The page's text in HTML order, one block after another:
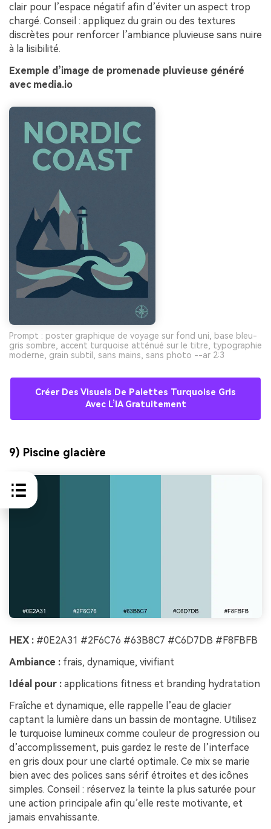
clair pour l’espace négatif afin d’éviter un aspect trop
chargé. Conseil : appliquez du grain ou des textures
discrètes pour renforcer l’ambiance pluvieuse sans nuire
à la lisibilité.
Exemple d’image de promenade pluvieuse généré
avec media.io
Prompt : poster graphique de voyage sur fond uni, base bleu-
gris sombre, accent turquoise atténué sur le titre, typographie
moderne, grain subtil, sans mains, sans photo --ar 2:3
Créer Des Visuels De Palettes Turquoise Gris
Avec L’IA Gratuitement
9) Piscine glacière
HEX : #0E2A31 #2F6C76 #63B8C7 #C6D7DB #F8FBFB
Ambiance : frais, dynamique, vivifiant
Idéal pour : applications fitness et branding hydratation
Fraîche et dynamique, elle rappelle l’eau de glacier
captant la lumière dans un bassin de montagne. Utilisez
le turquoise lumineux comme couleur de progression ou
d’accomplissement, puis gardez le reste de l’interface
en gris doux pour une clarté optimale. Ce mix se marie
bien avec des polices sans sérif étroites et des icônes
simples. Conseil : réservez la teinte la plus saturée pour
une action principale afin qu’elle reste motivante, et
jamais envahissante.